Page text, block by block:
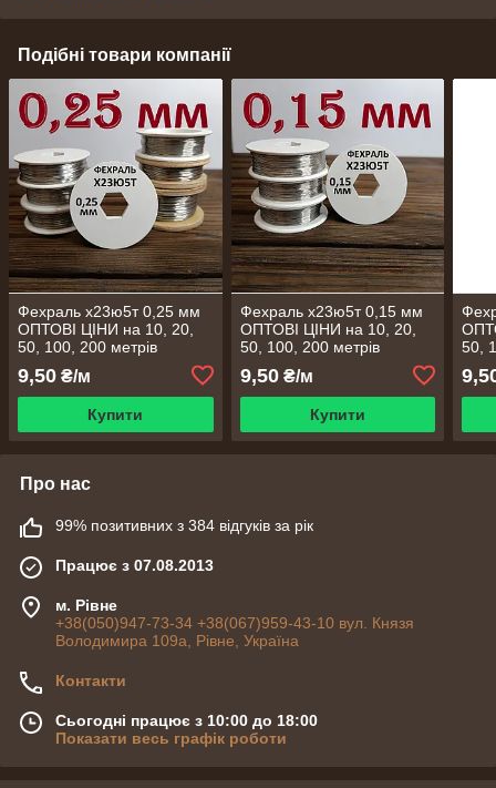
Подібні товари компанії
Фехраль х23ю5т 0,25 мм
ОПТОВІ ЦІНИ на 10, 20,
50, 100, 200 метрів
9,50 ₴/м
Купити
Фехраль х23ю5т 0,15 мм
ОПТОВІ ЦІНИ на 10, 20,
50, 100, 200 метрів
9,50₴/м
Купити
50,
Про нас
99% позитивних з 384 відгуків за рік
Працює з 07.08.2013
м. Рівне
+38(050)947-73-34 +38(067)959-43-10 вул. Князя
Володимира 109а, Рівне, Україна
Контакти
Сьогодні працює з 10:00 до 18:00
Показати весь графік роботи